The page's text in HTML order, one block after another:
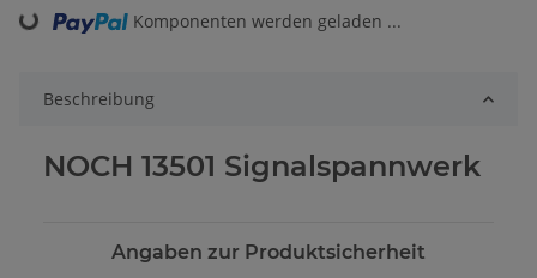
Loading... Komponenten werden geladen ...
Beschreibung
NOCH 13501 Signalspannwerk
Angaben zur Produktsicherheit